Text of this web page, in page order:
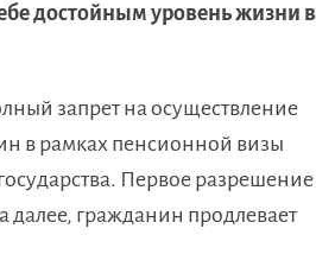
достойным уровень жизни в
запрет на осуществление
в рамках пенсионной визы
Первое разрешение
далее, гражданин продлевает